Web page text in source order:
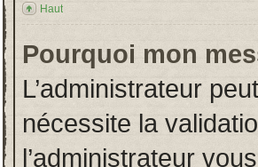
Haut
Pourquoi mon
L’administrateur
nécessite la
l’administrateur